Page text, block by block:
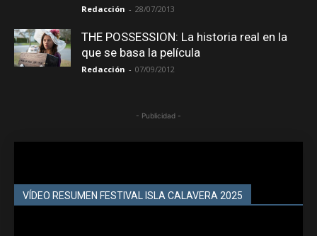
Redacción - 28/07/2013
THE POSSESSION: La historia real en la
que se basa la película
Redacción - 07/09/2012
- Publicidad -
VÍDEO RESUMEN FESTIVAL ISLA CALAVERA 2025